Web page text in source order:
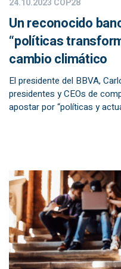
24.10.2023 COP28
Un reconocido
“políticas
cambio climático
El presidente del BBVA,
presidentes y CEOs de
apostar por “políticas y